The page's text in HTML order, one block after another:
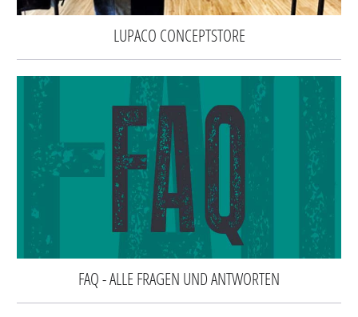
LUPACO CONCEPTSTORE
FAQ - ALLE FRAGEN UND ANTWORTEN